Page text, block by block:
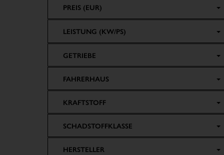
PREIS (EUR)
LEISTUNG (KW/PS)
GETRIEBE
FAHRERHAUS
KRAFTSTOFF
SCHADSTOFFKLASSE
HERSTELLER